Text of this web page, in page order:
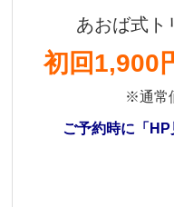
あおば式ト
初回1,900
※通常
ご予約時に「